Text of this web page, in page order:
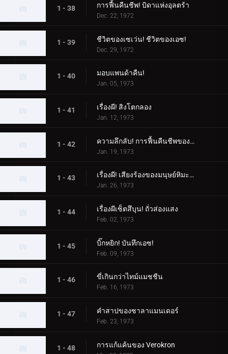
1 - 38 การฟื้นคืนชีพ! บิดาแห่งอุลตร้า
Dec. 22, 1972
1 - 39 ชีวิตของเซเว่น! ชีวิตของเอซ!
Dec. 29, 1972
1 - 40 มอบแพนด้าคืน!
Jan. 05, 1973
1 - 41 เรื่องผี! สิงโตกลอง
Jan. 12, 1973
1 - 42 ความลึกลับ! การฟื้นคืนชีพของสัตว์ประหลาด Woo
Jan. 19, 1973
1 - 43 เรื่องผี! เสียงร้องของมนุษย์หิมะที่น่ารังเกียจ
Jan. 26, 1973
1 - 44 เรื่องผีเซ็ตสึบุน! ถั่วส่องแสง
Feb. 02, 1973
1 - 45 บิ๊กหยิก! บันทึกเอซ!
Feb. 09, 1973
1 - 46 ขี่เกินกว่าไทม์แมชชีน
Feb. 16, 1973
1 - 47 คำสาปของซาลาแมนเดอร์
Feb. 23, 1973
1 - 48 การแก้แค้นของ Verokron